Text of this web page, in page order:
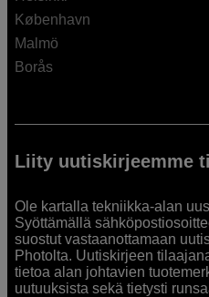
København
Malmö
Borås
Liity uutiskirjeemme
Ole kartalla tekniikka-alan
Syöttämällä
suostut vastaanottamaan
Photolta. Uutiskirjeen
tietoa alan johtavien
uutuuksista sekä tietysti